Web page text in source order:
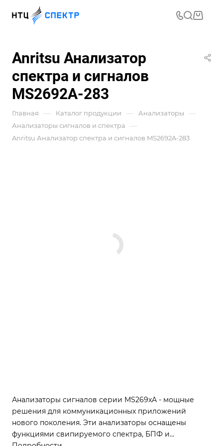
Anritsu Анализатор
спектра и сигналов
MS2692A-283
Главная — Каталог продукции — Анализаторы —
Анализаторы сигналов и спектра —
Anritsu Анализатор спектра и сигналов MS2692A-283
Анализаторы сигналов серии MS269xA - мощные
решения для коммуникационных приложений
нового поколения. Эти анализаторы оснащены
функциями свипируемого спектра, БПФ и